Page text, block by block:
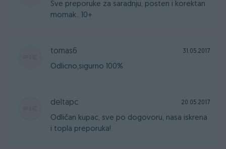
Sve preporuke za saradnju, posten i korektan
momak.. 10+
tomas6 31.05.2017
Odlicno,sigurno 100%
deltapc 20.05.2017
Odličan kupac, sve po dogovoru, nasa iskrena
i topla preporuka!